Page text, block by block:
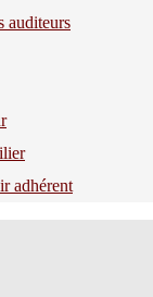
auditeurs
adhérent